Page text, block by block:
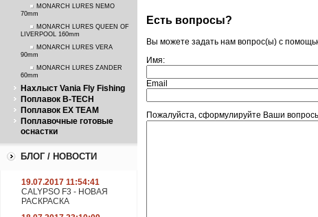
MONARCH LURES NEMO
70mm
MONARCH LURES QUEEN OF
LIVERPOOL 160mm
MONARCH LURES VERA
90mm
MONARCH LURES ZANDER
60mm
Нахлыст Vania Fly Fishing
Поплавок B-TECH
Поплавок EX TEAM
Поплавочные готовые
оснастки
БЛОГ / НОВОСТИ
19.07.2017 11:54:41
CALYPSO F3 - НОВАЯ
РАСКРАСКА
Есть вопросы?
Вы можете задать нам вопрос(ы) с
Имя:
Email
Пожалуйста, сформулируйте Ваши